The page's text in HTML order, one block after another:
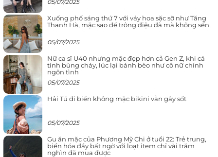
05/07/2025
Xuống phố sáng thứ 7 với váy hoa sặc sỡ như Tăng
Thanh Hà, mặc sao để trông điệu đà mà không sến
05/07/2025
Nữ ca sĩ U40 nhưng mặc đẹp hơn cả Gen Z, khi cá
tính bùng cháy, lúc lại bánh bèo như cô nữ chính
ngôn tình
05/07/2025
Hải Tú đi biển không mặc bikini vẫn gây sốt
05/07/2025
Gu ăn mặc của Phương Mỹ Chi ở tuổi 22: Trẻ trung,
biến hóa đầy bất ngờ với loạt item chỉ vài trăm
nghìn đã mua được